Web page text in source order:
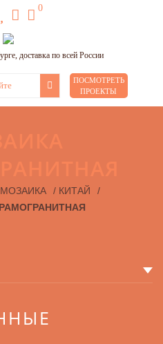
0
доставка по всей России
ПОСМОТРЕТЬ
ПРОЕКТЫ
МОЗАИКА / КИТАЙ
/